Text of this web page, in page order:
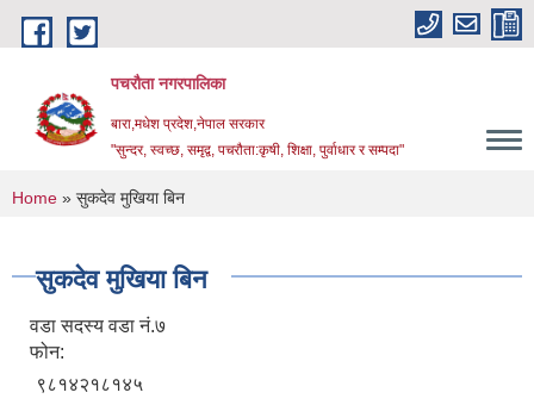
Skip to main content
पचरौता नगरपालिका
बारा,मधेश प्रदेश,नेपाल सरकार
"सुन्दर, स्वच्छ, समृद्व, पचरौता:कृषी, शिक्षा, पुर्वाधार र सम्पदा"
You are here
Home » सुकदेव मुखिया बिन
सुकदेव मुखिया बिन
वडा सदस्य वडा नं.७
फोन:
९८१४२१८१४५